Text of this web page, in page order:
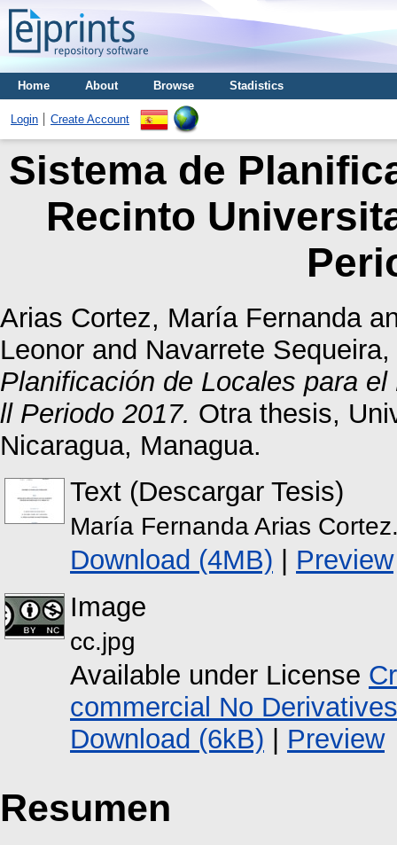
Home About Browse Stadistics
Login Create Account
Sistema de
Recinto
Arias Cortez, María Fernanda
Leonor and Navarrete
Planificación de Locales para
ll Periodo 2017. Otra thesis,
Nicaragua, Managua.
Text (Descargar Tesis)
María Fernanda Arias
Download (4MB) | Preview
Image
cc.jpg
Available under License
commercial No Derivatives
Download (6kB) | Preview
Resumen